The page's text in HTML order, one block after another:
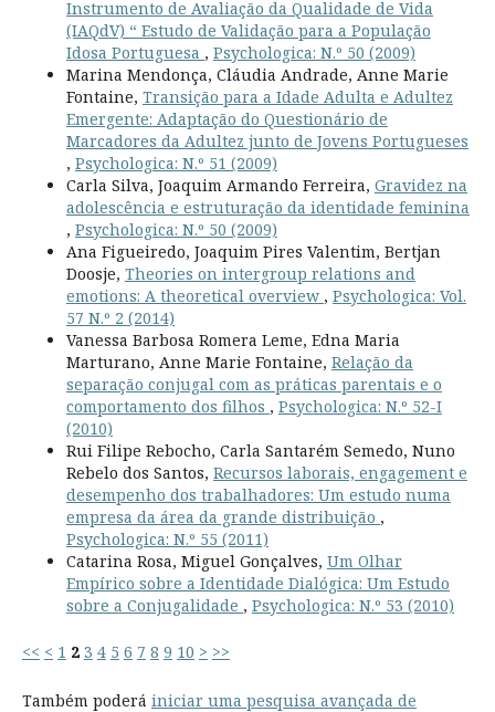
Instrumento de Avaliação da Qualidade de Vida
(IAQdV) “ Estudo de Validação para a População
Idosa Portuguesa , Psychologica: N.º 50 (2009)
Marina Mendonça, Cláudia Andrade, Anne Marie
Fontaine, Transição para a Idade Adulta e Adultez
Emergente: Adaptação do Questionário de
Marcadores da Adultez junto de Jovens Portugueses
, Psychologica: N.º 51 (2009)
Carla Silva, Joaquim Armando Ferreira, Gravidez na
adolescência e estruturação da identidade feminina
, Psychologica: N.º 50 (2009)
Ana Figueiredo, Joaquim Pires Valentim, Bertjan
Doosje, Theories on intergroup relations and
emotions: A theoretical overview , Psychologica: Vol.
57 N.º 2 (2014)
Vanessa Barbosa Romera Leme, Edna Maria
Marturano, Anne Marie Fontaine, Relação da
separação conjugal com as práticas parentais e o
comportamento dos filhos , Psychologica: N.º 52-I
(2010)
Rui Filipe Rebocho, Carla Santarém Semedo, Nuno
Rebelo dos Santos, Recursos laborais, engagement e
desempenho dos trabalhadores: Um estudo numa
empresa da área da grande distribuição ,
Psychologica: N.º 55 (2011)
Catarina Rosa, Miguel Gonçalves, Um Olhar
Empírico sobre a Identidade Dialógica: Um Estudo
sobre a Conjugalidade , Psychologica: N.º 53 (2010)
<< < 1 2 3 4 5 6 7 8 9 10 > >>
Também poderá iniciar uma pesquisa avançada de